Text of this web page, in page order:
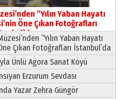
Sebahattin Şirin’e
“Yılın Yaban Hayatı
Öne Çıkan Fotoğrafları
“Yılın Yaban Hayatı
Çıkan Fotoğrafları İstanbul’da
Ünlü Agora Sanat Köyü
Erzurum Sevdası
Yazar Zehra Güngör